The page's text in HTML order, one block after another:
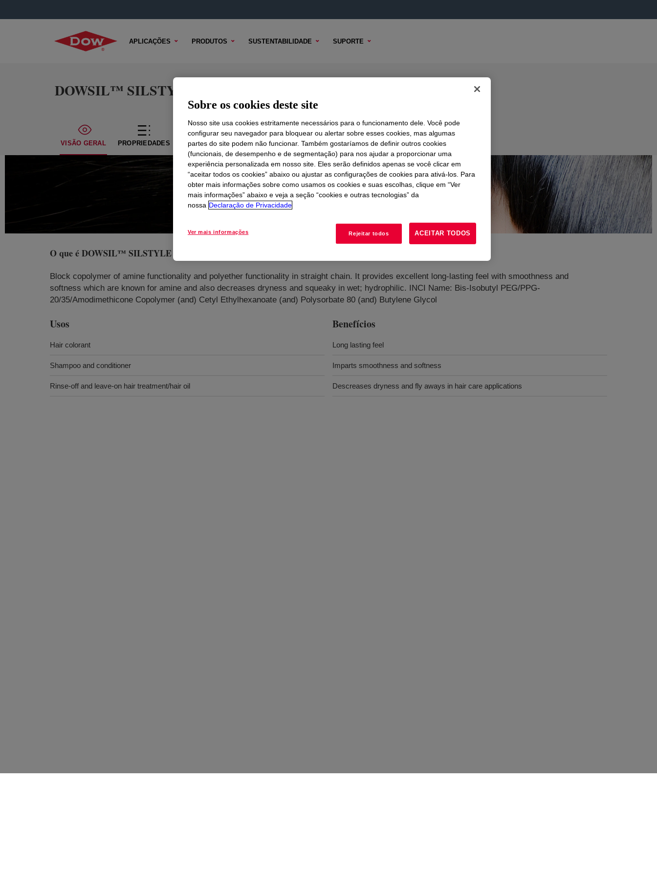
APLICAÇÕES PRODUTOS SUSTENTABILIDADE SUPORTE
DOWSIL™ SILSTYLE 401
VISÃO GERAL PROPRIEDADES CONTEÚDO TÉCNICO OPÇÕES DE AMOSTRA OPÇÕES DE COMPRA
O que éDOWSIL™ SILSTYLE 401
Block copolymer of amine functionality and polyether functionality in straight chain. It provides excellent long-lasting feel with smoothness and
softness which are known for amine and also decreases dryness and squeaky in wet; hydrophilic. INCI Name: Bis-Isobutyl PEG/PPG-
20/35/Amodimethicone Copolymer (and) Cetyl Ethylhexanoate (and) Polysorbate 80 (and) Butylene Glycol
Usos
Hair colorant
Shampoo and conditioner
Rinse-off and leave-on hair treatment/hair oil
Benefícios
Long lasting feel
Imparts smoothness and softness
Descreases dryness and fly aways in hair care applications
Sobre os cookies deste site
Nosso site usa cookies estritamente necessários para o funcionamento dele. Você pode
configurar seu navegador para bloquear ou alertar sobre esses cookies, mas algumas
partes do site podem não funcionar. Também gostaríamos de definir outros cookies
(funcionais, de desempenho e de segmentação) para nos ajudar a proporcionar uma
experiência personalizada em nosso site. Eles serão definidos apenas se você clicar em
“aceitar todos os cookies” abaixo ou ajustar as configurações de cookies para ativá-los. Para
obter mais informações sobre como usamos os cookies e suas escolhas, clique em “Ver
mais informações” abaixo e veja a seção “cookies e outras tecnologias” da
nossa Declaração de Privacidade
Ver mais informações Rejeitar todos ACEITAR TODOS